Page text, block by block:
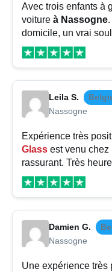
Avec trois enfants à
voiture à Nassogne.
domicile, un vrai
Leila S.
Nassogne
Expérience très
Glass est venu chez
rassurant. Très
Damien G.
Nassogne
Une expérience très